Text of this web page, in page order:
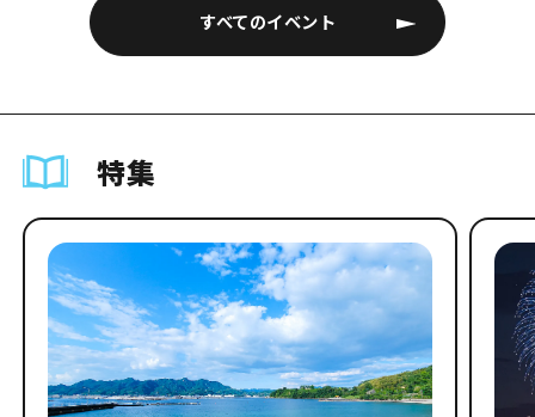
すべてのイベント
特集